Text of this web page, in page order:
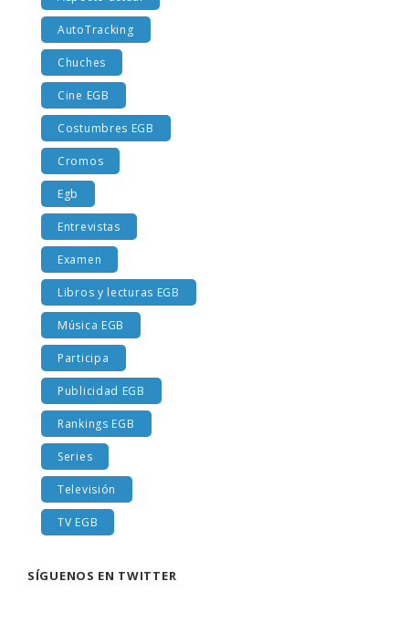
Aspecto actual
AutoTracking
Chuches
Cine EGB
Costumbres EGB
Cromos
Egb
Entrevistas
Examen
Libros y lecturas EGB
Música EGB
Participa
Publicidad EGB
Rankings EGB
Series
Televisión
TV EGB